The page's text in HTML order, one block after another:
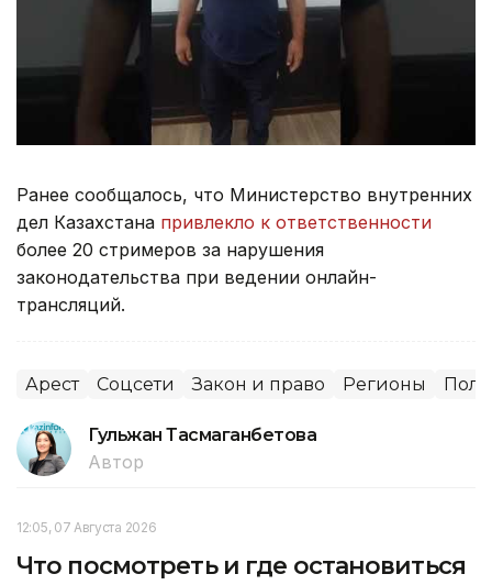
Ранее сообщалось, что Министерство внутренних
дел Казахстана привлекло к ответственности
более 20 стримеров за нарушения
законодательства при ведении онлайн-
трансляций.
Арест Соцсети Закон и право Регионы
Гульжан Тасмаганбетова
Автор
12:05, 07 Августа 2026
Что посмотреть и где остановиться